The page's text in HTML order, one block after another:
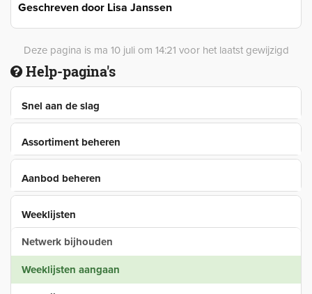
Geschreven door Lisa Janssen
Deze pagina is ma 10 juli om 14:21 voor het laatst gewijzigd
Help-pagina's
Snel aan de slag
Assortiment beheren
Aanbod beheren
Weeklijsten
Netwerk bijhouden
Weeklijsten aangaan